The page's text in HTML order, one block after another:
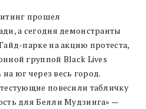
прошел
а сегодня демонстранты
парке на акцию протеста,
группой Black Lives
юг через весь город.
повесили табличку
для Белли Мудзинга» —